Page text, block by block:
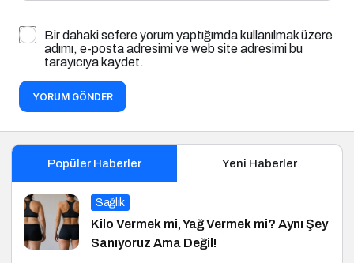
Bir dahaki sefere yorum yaptığımda kullanılmak üzere
adımı, e-posta adresimi ve web site adresimi bu
tarayıcıya kaydet.
YORUM GÖNDER
Popüler Haberler Yeni Haberler
Sağlık
Kilo Vermek mi, Yağ Vermek mi? Aynı Şey
Sanıyoruz Ama Değil!